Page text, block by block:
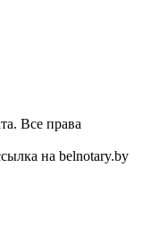
Все права
на belnotary.by